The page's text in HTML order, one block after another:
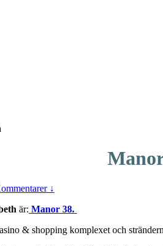
↓
är: Manor 38.
& shopping komplexet och